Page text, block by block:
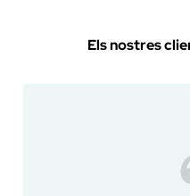
Els nostres